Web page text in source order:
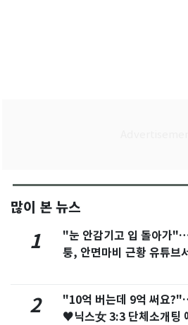
많이 본 뉴스
1
"눈 안감기고 입 돌아가
퉁, 안면마비 근황 유튜브
2
"10억 버는데 9억 써요
♥닉스女 3:3 단체소개팅